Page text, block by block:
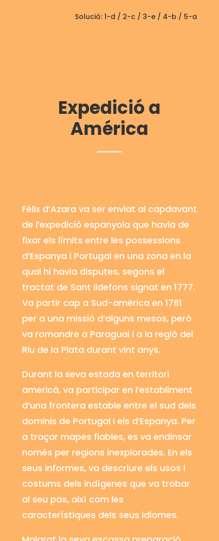
Solució: 1-d / 2-c / 3-e / 4-b / 5-a
Expedició a
América
Félix d’Azara va ser enviat al capdavant
de l’expedició espanyola que havia de
fixar els límits entre les possessions
d’Espanya i Portugal en una zona en la
qual hi havia disputes, segons el
tractat de Sant Ildefons signat en 1777.
Va partir cap a Sud-amèrica en 1781
per a una missió d’alguns mesos, però
va romandre a Paraguai i a la regió del
Riu de la Plata durant vint anys.
Durant la seva estada en territori
americà, va participar en l’establiment
d’una frontera estable entre el sud dels
dominis de Portugal i els d’Espanya. Per
a traçar mapes fiables, es va endinsar
només per regions inexplorades. En els
seus informes, va descriure els usos i
costums dels indígenes que va trobar
al seu pas, així com les
característiques dels seus idiomes.